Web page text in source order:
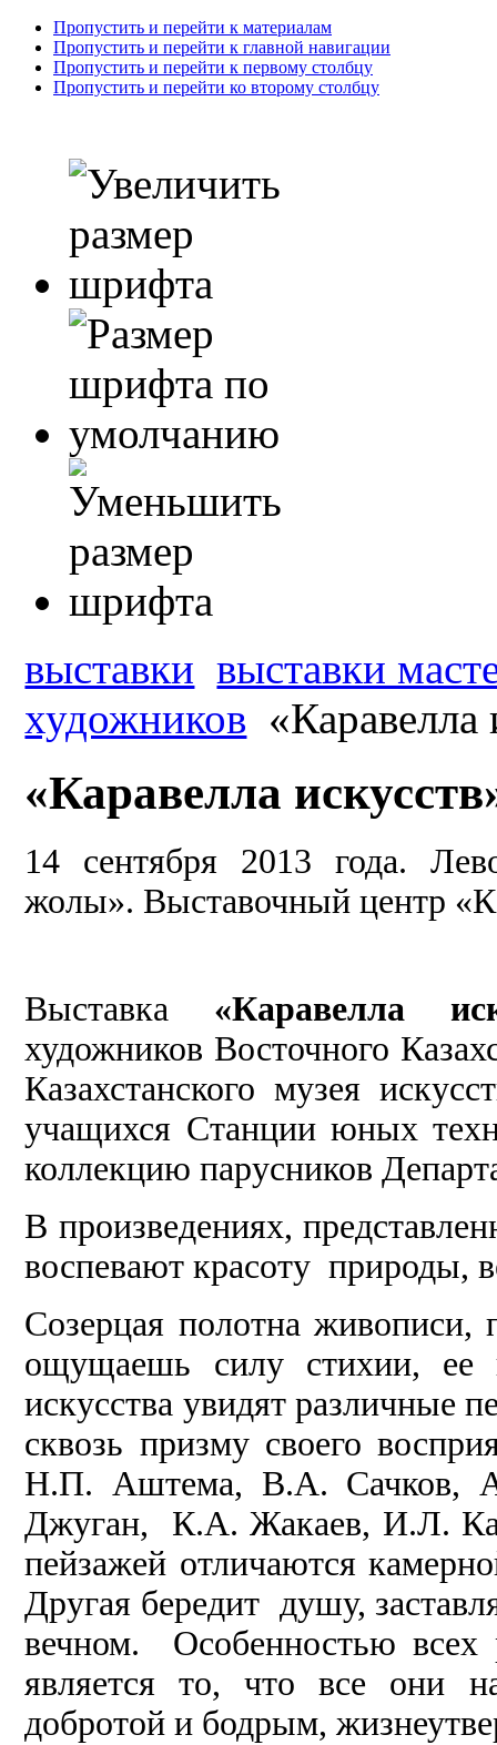
Пропустить и перейти к материалам
Пропустить и перейти к главной навигации
Пропустить и перейти к первому столбцу
Пропустить и перейти ко второму столбцу
выставки выставки
художников «Каравелла
«Каравелла
14 сентября 2013 года.
жолы». Выставочный центр
Выставка «Каравелла
художников Восточного
Казахстанского музея
учащихся Станции юных
коллекцию парусников
В произведениях,
воспевают красоту природы,
Созерцая полотна
ощущаешь силу стихии, ее
искусства увидят различные
сквозь призму своего
Н.П. Аштема, В.А. Сачков,
Джуган, К.А. Жакаев, И.Л.
пейзажей отличаются
Другая бередит душу,
вечном. Особенностью всех
является то, что все они
добротой и бодрым,